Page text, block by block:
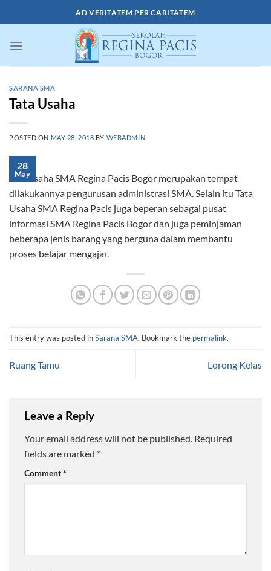
to
AD VERITATEM PER CARITATEM
SARANA SMA
Tata Usaha
POSTED ON MAY 28, 2018 BY WEBADMIN
28
May
Tata usaha SMA Regina Pacis Bogor merupakan tempat
dilakukannya pengurusan administrasi SMA. Selain itu Tata
Usaha SMA Regina Pacis juga beperan sebagai pusat
informasi SMA Regina Pacis Bogor dan juga peminjaman
beberapa jenis barang yang berguna dalam membantu
proses belajar mengajar.
This entry was posted inSarana SMA. Bookmark the permalink.
Ruang Tamu Lorong Kelas
Leave a Reply
Your email address will not be published. Required
fields are marked *
Comment*